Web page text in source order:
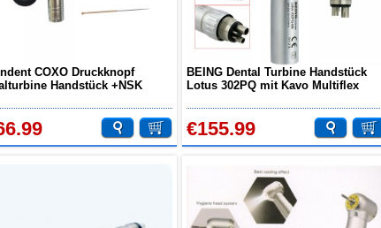
COXO Druckknopf
Handstück +NSK
207(GN-TP)
BEING Dental Turbine Handstück
Lotus 302PQ mit Kavo Multiflex
€155.99